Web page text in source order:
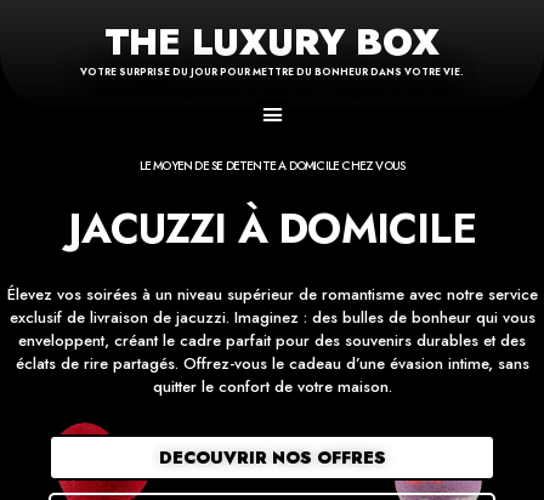
THE LUXURY BOX
VOTRE SURPRISE DU JOUR POUR METTRE DU BONHEUR DANS VOTRE VIE.
LE MOYEN DE SE DETENTE A DOMICILE CHEZ VOUS
JACUZZI À DOMICILE
Élevez vos soirées à un niveau supérieur de romantisme avec notre service
exclusif de livraison de jacuzzi. Imaginez : des bulles de bonheur qui vous
enveloppent, créant le cadre parfait pour des souvenirs durables et des
éclats de rire partagés. Offrez-vous le cadeau d’une évasion intime, sans
quitter le confort de votre maison.
DECOUVRIR NOS OFFRES